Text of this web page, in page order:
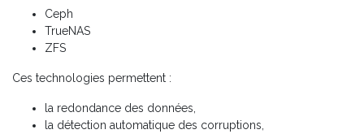
Ceph
TrueNAS
ZFS
Ces technologies permettent :
la redondance des données,
la détection automatique des corruptions,